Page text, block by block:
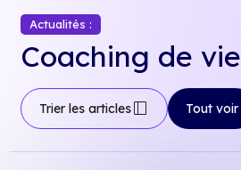
Actualités :
Coaching de vie
Trier les articlesdock_to_right Tout voir